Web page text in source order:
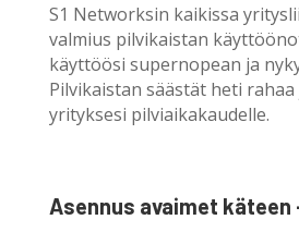
S1 Networksin kaikissa
valmius pilvikaistan
käyttöösi supernopean ja
Pilvikaistan säästät heti
yrityksesi pilviaikakaudelle.
Asennus avaimet käteen